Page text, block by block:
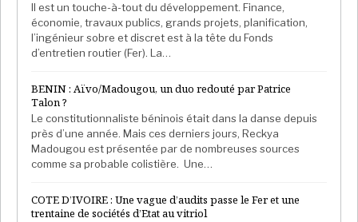
Il est un touche-à-tout du développement. Finance,
économie, travaux publics, grands projets, planification,
l’ingénieur sobre et discret est à la tête du Fonds
d’entretien routier (Fer). La…
BENIN : Aïvo/Madougou, un duo redouté par Patrice
Talon ?
Le constitutionnaliste béninois était dans la danse depuis
près d’une année. Mais ces derniers jours, Reckya
Madougou est présentée par de nombreuses sources
comme sa probable colistière. Une…
COTE D’IVOIRE : Une vague d’audits passe le Fer et une
trentaine de sociétés d’Etat au vitriol